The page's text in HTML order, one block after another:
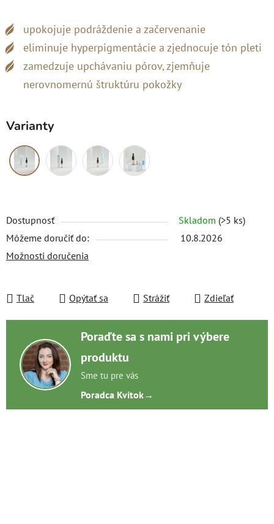
upokojuje podráždenie a začervenanie
eliminuje hyperpigmentácie a zjednocuje tón pleti
zamedzuje upchávaniu pórov, zjemňuje
nerovnomernú štruktúru pokožky
Varianty
Dostupnosť Skladom (>5 ks)
Môžeme doručiť do:
10.8.2026
Možnosti doručenia
Tlač Opýtať sa Strážiť Zdieľať
Poraďte sa s nami pri výbere
produktu
Sme tu pre vás
Poradca Kvitok→